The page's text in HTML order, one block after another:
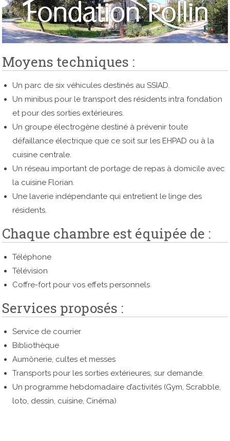
Moyens techniques :
Un parc de six véhicules destinés au SSIAD.
Un minibus pour le transport des résidents intra fondation
et pour des sorties extérieures.
Un groupe électrogène destiné à prévenir toute
défaillance électrique que ce soit sur les EHPAD ou à la
cuisine centrale.
Un réseau important de portage de repas à domicile avec
la cuisine Florian.
Une laverie indépendante qui entretient le linge des
résidents.
Chaque chambre est équipée de :
Téléphone
Télévision
Coffre-fort pour vos effets personnels
Services proposés :
Service de courrier
Bibliothèque
Aumônerie, cultes et messes
Transports pour les sorties extérieures, sur demande.
Un programme hebdomadaire d’activités (Gym, Scrabble,
loto, dessin, cuisine, Cinéma)